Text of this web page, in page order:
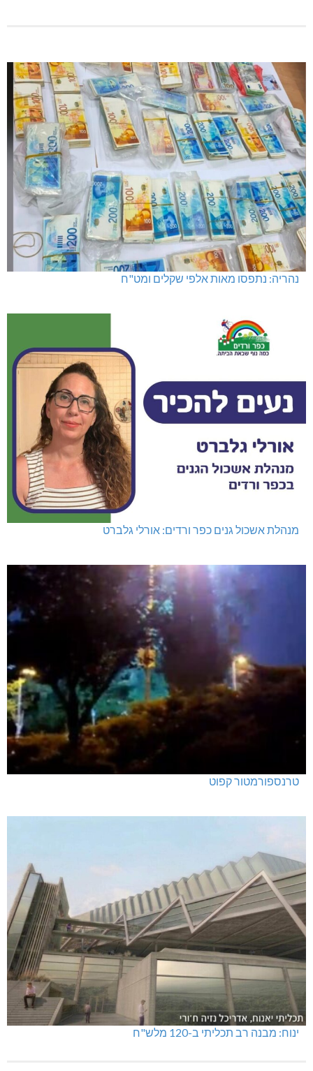
נהריה: נתפסו מאות אלפי שקלים ומט"ח
מנהלת אשכול גנים כפר ורדים: אורלי גלברט
טרנספורמטור קפוט
ינוח: מבנה רב תכליתי ב-120 מלש"ח